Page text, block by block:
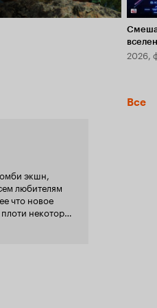
2026,
Все
экшн,
любителям
что новое
некоторым
радовал нас
свежо и в